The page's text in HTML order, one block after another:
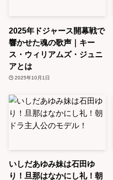
2025年ドジャース開幕戦で
響かせた魂の歌声｜キー
ス・ウィリアムズ・ジュニ
アとは
2025年10月1日
いしだあゆみ妹は石田ゆ
り！旦那はなかにし礼！朝